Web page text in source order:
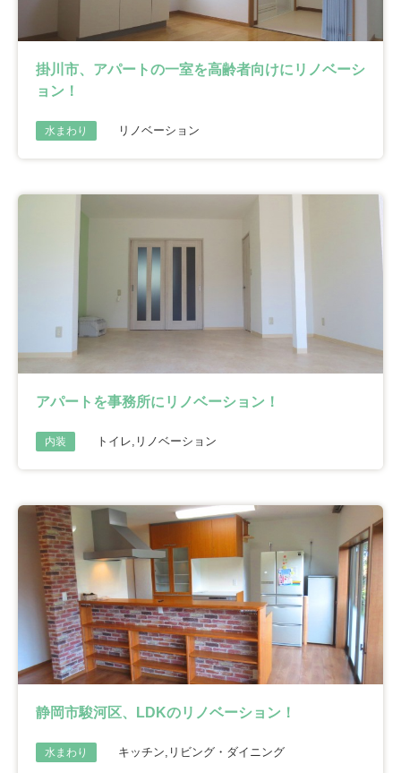
掛川市、アパートの一室を高齢者向けにリノベーシ
ョン！
水まわり リノベーション
アパートを事務所にリノベーション！
内装 トイレ,リノベーション
静岡市駿河区、LDKのリノベーション！
水まわり キッチン,リビング・ダイニング